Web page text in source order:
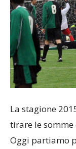
La stagione
tirare le somme
Oggi partiamo